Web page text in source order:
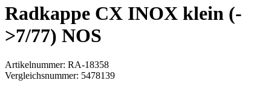
Radkappe CX INOX klein (-
>7/77) NOS
Artikelnummer: RA-18358
Vergleichsnummer: 5478139